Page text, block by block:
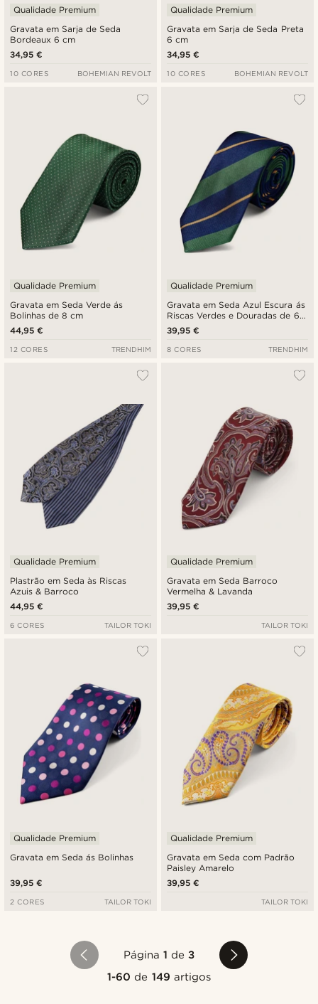
Gravata em Sarja de Seda
Bordeaux 6 cm
Qualidade Premium
34,95 €
10 CORES BOHEMIAN REVOLT
Gravata em Sarja de Seda Preta
6 cm
Qualidade Premium
34,95 €
10 CORES BOHEMIAN REVOLT
Gravata em Seda Verde ás
Bolinhas de 8 cm
Qualidade Premium
44,95 €
12 CORES TRENDHIM
Gravata em Seda Azul Escura ás
Riscas Verdes e Douradas de 6
cm
Qualidade Premium
39,95 €
8 CORES TRENDHIM
Plastrão em Seda às Riscas
Azuis & Barroco
Qualidade Premium
44,95 €
6 CORES TAILOR TOKI
Gravata em Seda Barroco
Vermelha & Lavanda
Qualidade Premium
39,95 €
TAILOR TOKI
Gravata em Seda ás Bolinhas
Qualidade Premium
39,95 €
2 CORES TAILOR TOKI
Gravata em Seda com Padrão
Paisley Amarelo
Qualidade Premium
39,95 €
TAILOR TOKI
Página 1 de3
1-60 de 149 artigos